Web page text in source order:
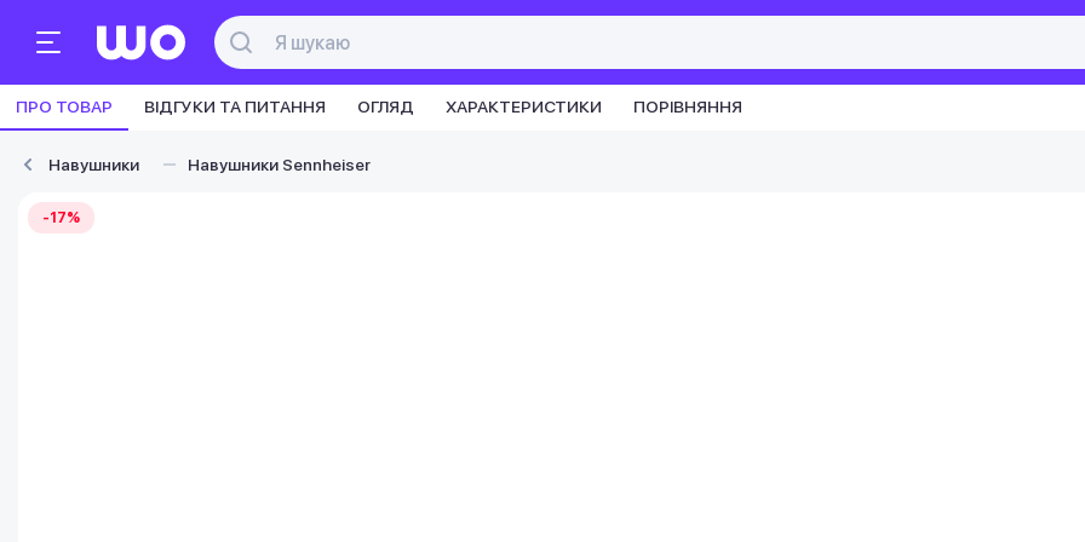
ПРО ТОВАР ВІДГУКИ ТА ПИТАННЯ ОГЛЯД ХАРАКТЕРИСТИКИ ПОРІВНЯННЯ
Навушники Навушники Sennheiser
-17%